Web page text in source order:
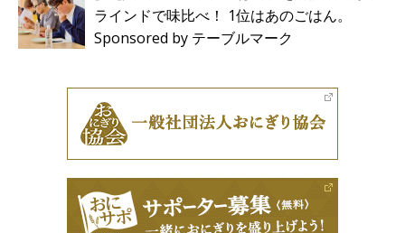
ラインドで味比べ！ 1位はあのごはん。
Sponsored by テーブルマーク